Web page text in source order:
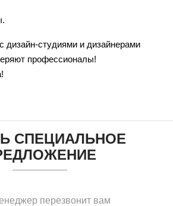
дизайн-студиями и дизайнерами
профессионалы!
СПЕЦИАЛЬНОЕ
перезвонит вам